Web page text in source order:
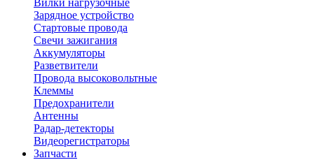
Вилки нагрузочные
Зарядное устройство
Стартовые провода
Свечи зажигания
Аккумуляторы
Разветвители
Провода высоковольтные
Клеммы
Предохранители
Антенны
Радар-детекторы
Видеорегистраторы
Запчасти